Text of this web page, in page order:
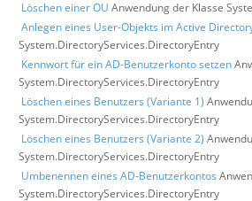
Löschen einer OU Anwendung der Klasse
Anlegen eines User-Objekts im Active
System.DirectoryServices.DirectoryEntry
Kennwort für ein AD-Benutzerkonto setzen
System.DirectoryServices.DirectoryEntry
Löschen eines Benutzers (Variante 1)
System.DirectoryServices.DirectoryEntry
Löschen eines Benutzers (Variante 2)
System.DirectoryServices.DirectoryEntry
Umbenennen eines AD-Benutzerkontos
System.DirectoryServices.DirectoryEntry